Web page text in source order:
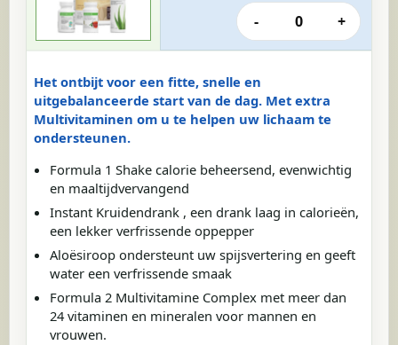
Het ontbijt voor een fitte, snelle en
uitgebalanceerde start van de dag. Met extra
Multivitaminen om u te helpen uw lichaam te
ondersteunen.
Formula 1 Shake calorie beheersend, evenwichtig
en maaltijdvervangend
Instant Kruidendrank , een drank laag in calorieën,
een lekker verfrissende oppepper
Aloësiroop ondersteunt uw spijsvertering en geeft
water een verfrissende smaak
Formula 2 Multivitamine Complex met meer dan
24 vitaminen en mineralen voor mannen en
vrouwen.
-
0 +